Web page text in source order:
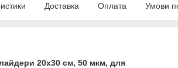
Доставка Оплата Умови
20х30 см, 50 мкм, для